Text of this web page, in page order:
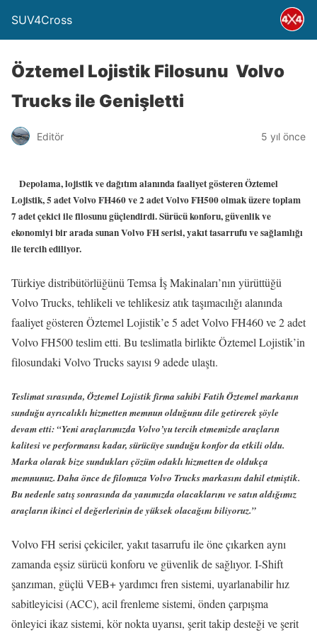
SUV4Cross
Öztemel Lojistik Filosunu Volvo
Trucks ile Genişletti
Editör 5 yıl önce
Depolama, lojistik ve dağıtım alanında faaliyet gösteren Öztemel
Lojistik, 5 adet Volvo FH460 ve 2 adet Volvo FH500 olmak üzere toplam
7 adet çekici ile filosunu güçlendirdi. Sürücü konforu, güvenlik ve
ekonomiyi bir arada sunan Volvo FH serisi, yakıt tasarrufu ve sağlamlığı
ile tercih ediliyor.
Türkiye distribütörlüğünü Temsa İş Makinaları’nın yürüttüğü
Volvo Trucks, tehlikeli ve tehlikesiz atık taşımacılığı alanında
faaliyet gösteren Öztemel Lojistik’e 5 adet Volvo FH460 ve 2 adet
Volvo FH500 teslim etti. Bu teslimatla birlikte Öztemel Lojistik’in
filosundaki Volvo Trucks sayısı 9 adede ulaştı.
Teslimat sırasında, Öztemel Lojistik firma sahibi Fatih Öztemel markanın
sunduğu ayrıcalıklı hizmetten memnun olduğunu dile getirerek şöyle
devam etti: “Yeni araçlarımızda Volvo’yu tercih etmemizde araçların
kalitesi ve performansı kadar, sürücüye sunduğu konfor da etkili oldu.
Marka olarak bize sundukları çözüm odaklı hizmetten de oldukça
memnunuz. Daha önce de filomuza Volvo Trucks markasını dahil etmiştik.
Bu nedenle satış sonrasında da yanımızda olacaklarını ve satın aldığımız
araçların ikinci el değerlerinin de yüksek olacağını biliyoruz.”
Volvo FH serisi çekiciler, yakıt tasarrufu ile öne çıkarken aynı
zamanda eşsiz sürücü konforu ve güvenlik de sağlıyor. I-Shift
şanzıman, güçlü VEB+ yardımcı fren sistemi, uyarlanabilir hız
sabitleyicisi (ACC), acil frenleme sistemi, önden çarpışma
önleyici ikaz sistemi, kör nokta uyarısı, şerit takip desteği ve şerit